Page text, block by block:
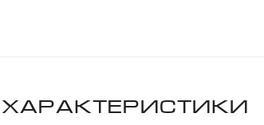
Характеристики